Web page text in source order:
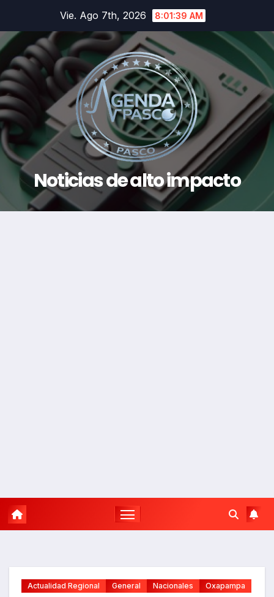
contenido
Vie. Ago 7th, 2026 8:01:39 AM
Noticias de alto impacto
Actualidad Regional General Nacionales Oxapampa